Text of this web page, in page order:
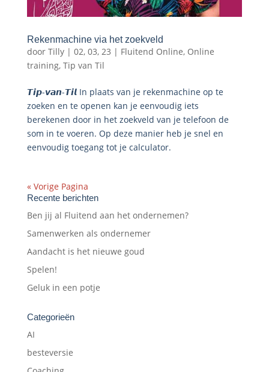
Rekenmachine via het zoekveld
door Tilly| 02, 03, 23 | Fluitend Online, Online
training, Tip van Til
𝙏𝙞𝙥-𝙫𝙖𝙣-𝙏𝙞𝙡 In plaats van je rekenmachine op te
zoeken en te openen kan je eenvoudig iets
berekenen door in het zoekveld van je telefoon de
som in te voeren. Op deze manier heb je snel en
eenvoudig toegang tot je calculator.
« Vorige Pagina
Recente berichten
Ben jij al Fluitend aan het ondernemen?
Samenwerken als ondernemer
Aandacht is het nieuwe goud
Spelen!
Geluk in een potje
Categorieën
AI
besteversie